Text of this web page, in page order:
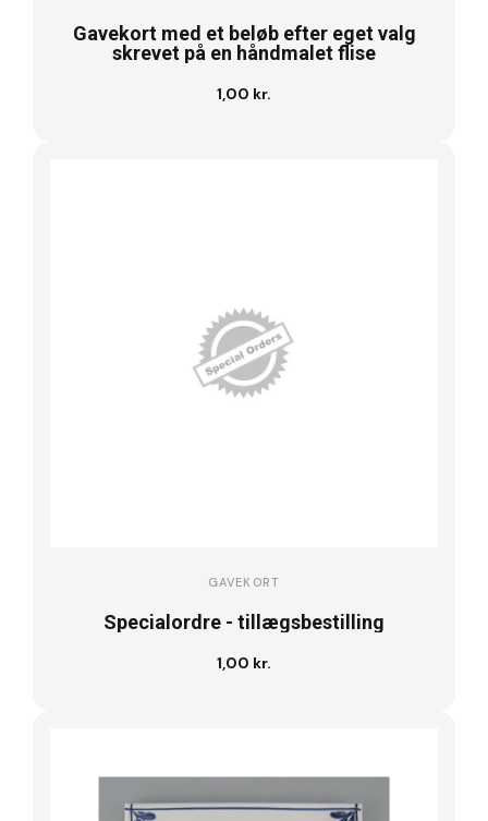
Gavekort med et beløb efter eget valg
skrevet på en håndmalet flise
1,00 kr.
Læg i kurv
GAVEKORT
Specialordre - tillægsbestilling
1,00 kr.
Læg i kurv